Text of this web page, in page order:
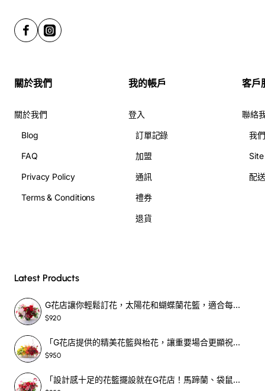
關於我們
關於我們
Blog
FAQ
Privacy Policy
Terms & Conditions
我的帳戶
登入
訂單記錄
加盟
通訊
禮券
退貨
客戶
聯絡
我
配
Latest Products
G花店讓你輕鬆訂花，太陽花和蝴蝶蘭花籃，適合每個重要時刻！-SF390
$920
「G花店提供的精美花籃與枱花，讓重要場合更顯祝賀與喜悅，適合各種用場！」-SF398
$950
「設計感十足的花籃擺設就在G花店！馬蹄蘭、袋鼠爪、罌粟花，為你的重大場合增光添彩！」-SF209